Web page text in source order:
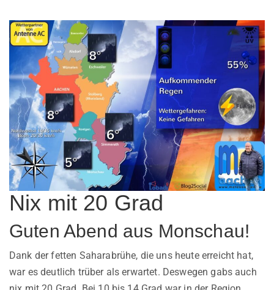
Nix mit 20 Grad
Guten Abend aus Monschau!
Dank der fetten Saharabrühe, die uns heute erreicht hat,
war es deutlich trüber als erwartet. Deswegen gabs auch